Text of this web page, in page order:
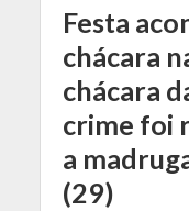
Festa
chácara
chácara
crime foi
a
(29)